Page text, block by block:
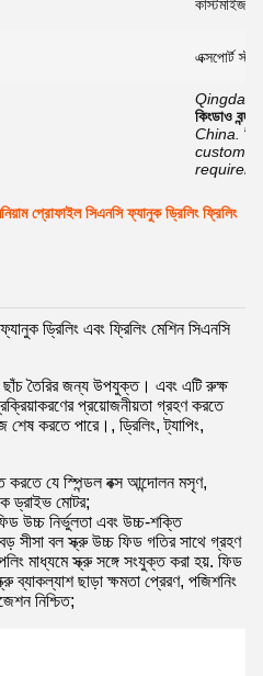
কাস্টমাইজড
এক্সপোর্ট
Qingdao
কিংডাও
China.
requirem
প্রোফাইল সিএনসি ফ্যানুক ড্রিলিং ফ্রিলিং
ড্রিলিং এবং ফ্রিলিং মেশিন সিএনসি
ছাঁচ তৈরির জন্য উপযুক্ত। এবং এটি রুক্ষ
প্রয়োজনীয়তা গ্রহণ করতে
করতে পারে।, ড্রিলিং, ট্যাপিং,
যে স্পিন্ডল বক্স আন্দোলন মসৃণ,
ড্রাইভ মোটর;
উচ্চ নির্ভুলতা এবং উচ্চ-শক্তি
সীসা বল স্ক্রু উচ্চ ফিড গতির সাথে গ্রহণ
মাধ্যমে স্ক্রু সঙ্গে সংযুক্ত করা হয়. ফিড
ব্যাকল্যাশ ছাড়া ক্ষমতা প্রেরণ, পজিশনিং
নিশ্চিত;